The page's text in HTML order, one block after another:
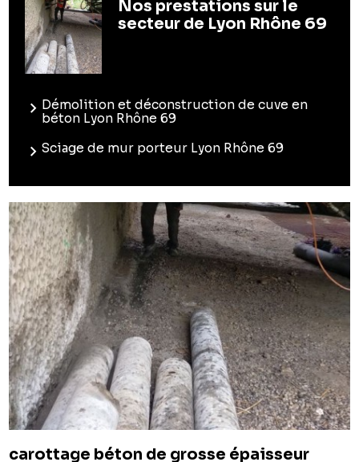
Nos prestations sur le
secteur de Lyon Rhône 69
Démolition et déconstruction de cuve en
béton Lyon Rhône 69
Sciage de mur porteur Lyon Rhône 69
carottage béton de grosse épaisseur